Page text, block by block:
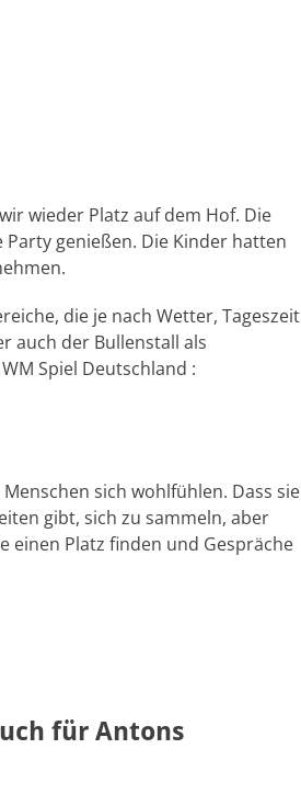
wieder Platz auf dem Hof. Die
genießen. Die Kinder hatten
die je nach Wetter, Tageszeit
auch der Bullenstall als
Spiel Deutschland :
sich wohlfühlen. Dass sie
gibt, sich zu sammeln, aber
einen Platz finden und Gespräche
für Antons